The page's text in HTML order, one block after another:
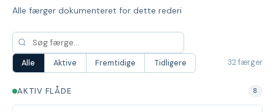
Alle færger dokumenteret for dette rederi
Alle Aktive Fremtidige Tidligere 32 færger
AKTIV FLÅDE 8